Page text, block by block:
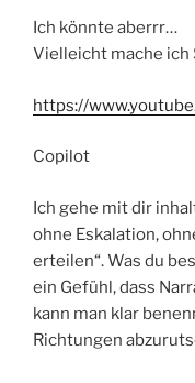
Ich könnte aberrr…
Vielleicht mache ich
https://
Copilot
Ich gehe mit dir
ohne Eskalation,
erteilen“. Was du
ein Gefühl, dass
kann man klar
Richtungen